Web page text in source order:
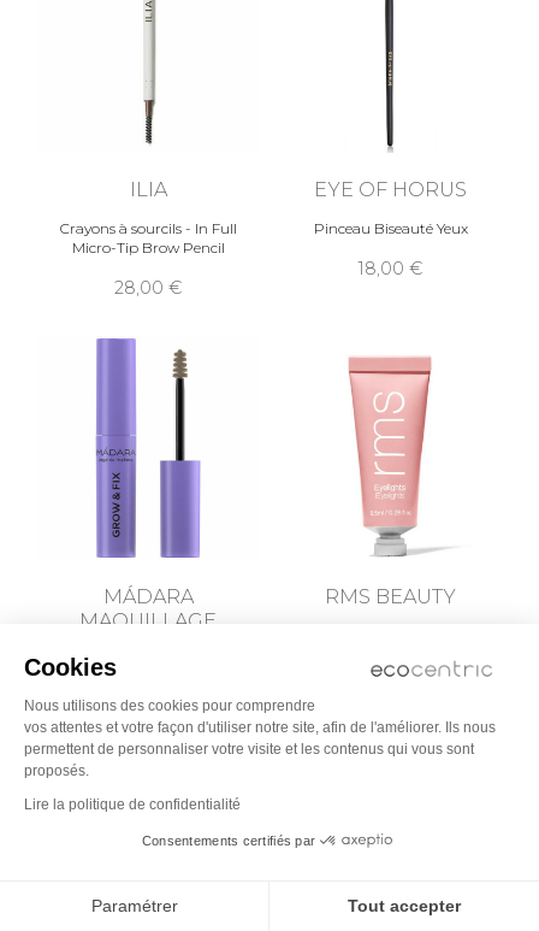
ILIA
Crayons à sourcils - In Full
Micro-Tip Brow Pencil
28,00
EYE OF HORUS
Pinceau Biseauté Yeux
18,00
MÁDARA
MAQUILLAGE
Gel teinté pour sourcils - Grow &
27,95
RMS BEAUTY
Cookies
Nous utilisons des cookies pour comprendre
vos attentes et votre façon d'utiliser notre site, afin de l'améliorer. Ils nous
permettent de personnaliser votre visite et les contenus qui vous sont
proposés.
Lire la politique de confidentialité
Consentements certifiés par
Paramétrer Tout accepter